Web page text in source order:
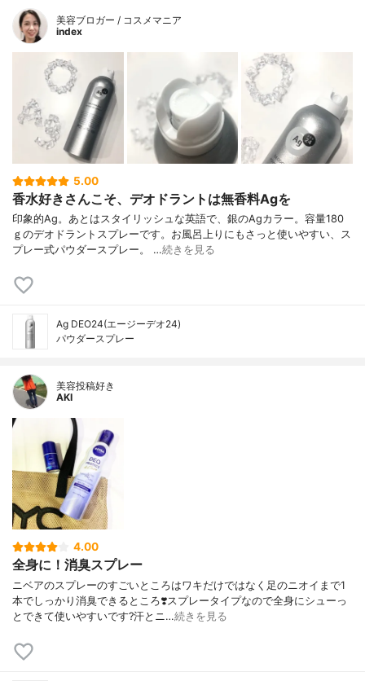
美容ブロガー / コスメマニア
index
5.00
香水好きさんこそ、デオドラントは無香料Agを
印象的Ag。あとはスタイリッシュな英語で、銀のAgカラー。容量180
ｇのデオドラントスプレーです。お風呂上りにもさっと使いやすい、ス
プレー式パウダースプレー。 …続きを見る
Ag DEO24(エージーデオ24)
パウダースプレー
美容投稿好き
AKI
4.00
全身に！消臭スプレー
ニベアのスプレーのすごいところはワキだけではなく足のニオイまで1
本でしっかり消臭できるところ❣️スプレータイプなので全身にシューっ
とできて使いやすいです?汗とニ…続きを見る